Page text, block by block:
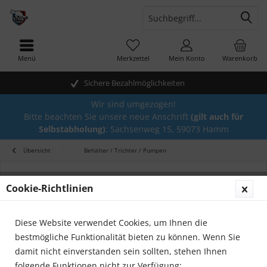
Sichere Bezahlmöglichkeiten
Warenkorb
Merkzettel Mein Konto
Menü
Wir sind umgezogen!
Bitte beachten Sie unsere neue Anschrift (gilt auch für
Selbstabholung): Sachsenweg 15, 59073 Hamm
Übersicht Behälter / Trichter / Pumpen
Cookie-Richtlinien
Diese Website verwendet Cookies, um Ihnen die
bestmögliche Funktionalität bieten zu können. Wenn Sie
damit nicht einverstanden sein sollten, stehen Ihnen